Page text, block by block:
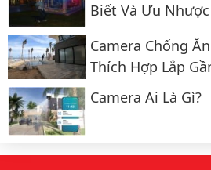
Biết Và Ưu
Camera Chống
Thích Hợp Lắp
Camera Ai Là Gì?